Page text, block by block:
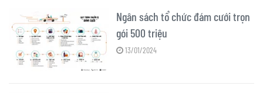
Ngân sách tổ chức đám cưới trọn
gói 500 triệu
13/01/2024